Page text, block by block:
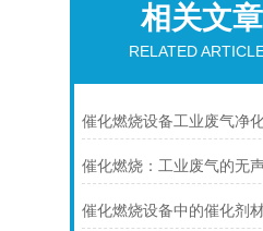
相关文章
RELATED
催化燃烧：工业废气的无
催化燃烧设备中的催化剂